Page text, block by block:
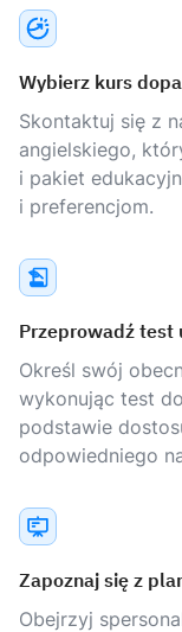
Wybierz kurs
Skontaktuj się z
angielskiego,
i pakiet
i preferencjom.
Przeprowadź test
Określ swój
wykonując test
podstawie
odpowiedniego
Zapoznaj się z
Obejrzyj